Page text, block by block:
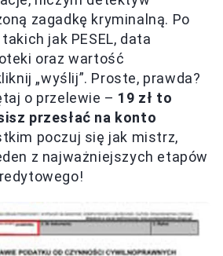
zagadkę kryminalną. Po
jak PESEL, data
oraz wartość
„wyślij”. Proste, prawda?
o przelewie – 19 zł to
przesłać na konto
poczuj się jak mistrz,
z najważniejszych etapów